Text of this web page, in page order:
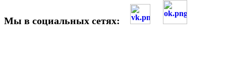
Мы в социальных сетях: